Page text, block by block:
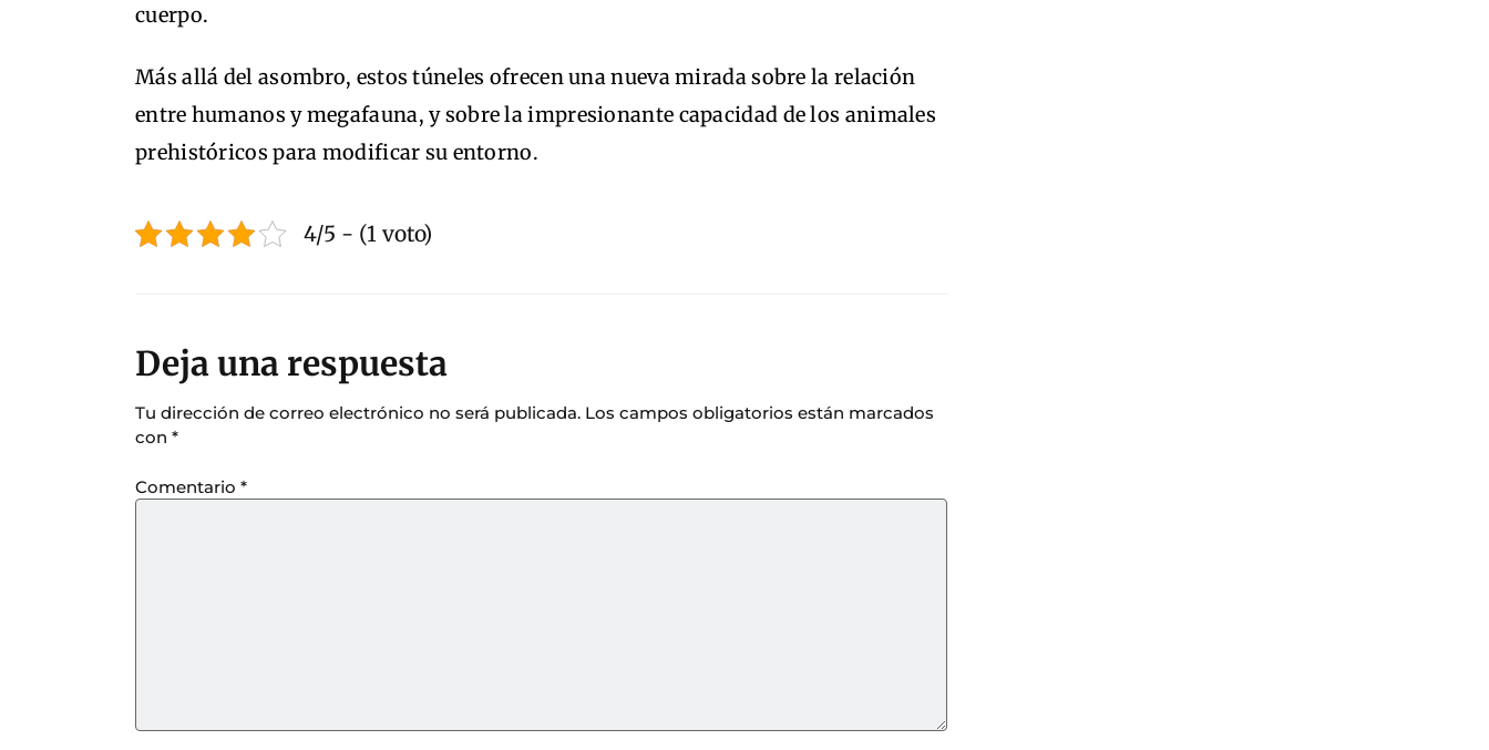
cuerpo.
Más allá del asombro, estos túneles ofrecen una nueva mirada sobre la relación
entre humanos y megafauna, y sobre la impresionante capacidad de los animales
prehistóricos para modificar su entorno.
4/5 - (1 voto)
Deja una respuesta
Tu dirección de correo electrónico no será publicada. Los campos obligatorios están marcados
con *
Comentario *